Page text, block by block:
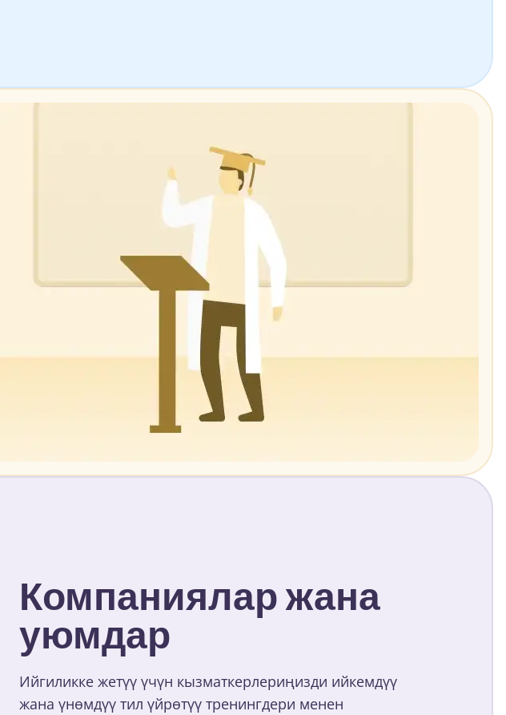
Компаниялар жана
уюмдар
Ийгиликке жетүү үчүн кызматкерлериңизди ийкемдүү
жана үнөмдүү тил үйрөтүү тренингдери менен